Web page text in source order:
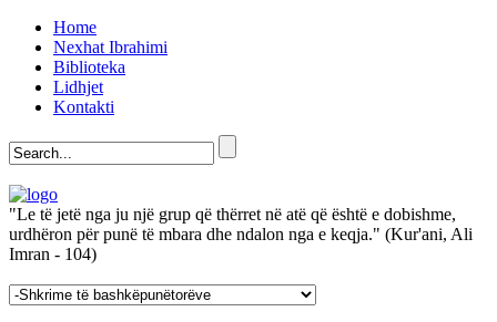
Home
Nexhat Ibrahimi
Biblioteka
Lidhjet
Kontakti
"Le të jetë nga ju një grup që thërret në atë që është e dobishme,
urdhëron për punë të mbara dhe ndalon nga e keqja." (Kur'ani, Ali
Imran - 104)